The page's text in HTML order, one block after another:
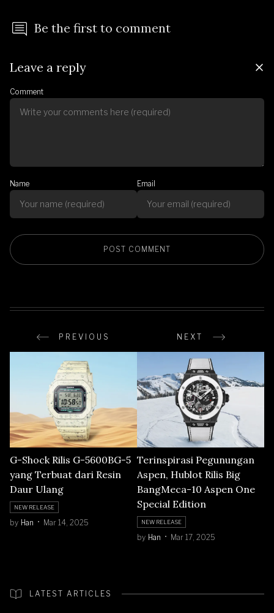
Be the first to comment
Leave a reply
Comment
Name Email
PREVIOUS NEXT
G-Shock Rilis G-5600BG-5
yang Terbuat dari Resin
Daur Ulang
NEW RELEASE
by Han Mar 14, 2025
Terinspirasi Pegunungan
Aspen, Hublot Rilis Big
BangMeca-10 Aspen One
Special Edition
NEW RELEASE
by Han Mar 17, 2025
LATEST ARTICLES